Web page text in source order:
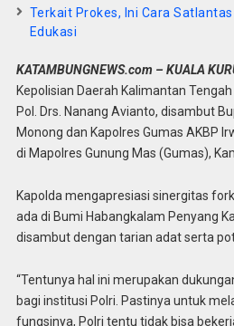
Terkait Prokes, Ini Cara
Edukasi
KATAMBUNGNEWS.com – KUALA
Kepolisian Daerah Kalimantan
Pol. Drs. Nanang Avianto, disambut
Monong dan Kapolres Gumas AKBP
di Mapolres Gunung Mas (Gumas),
Kapolda mengapresiasi sinergitas
ada di Bumi Habangkalam Penyang
disambut dengan tarian adat serta
“Tentunya hal ini merupakan
bagi institusi Polri. Pastinya untuk
fungsinya, Polri tentu tidak bisa